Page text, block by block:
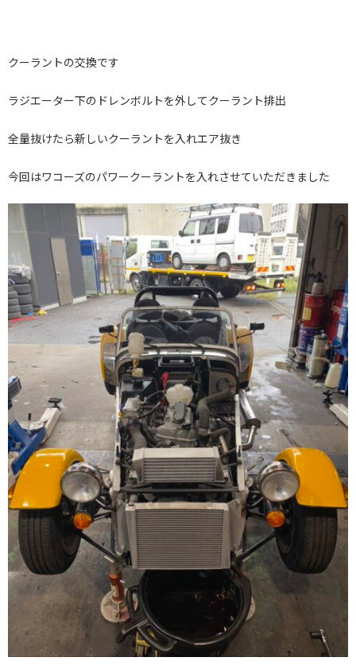
クーラントの交換です
ラジエーター下のドレンボルトを外してクーラント排出
全量抜けたら新しいクーラントを入れエア抜き
今回はワコーズのパワークーラントを入れさせていただきました